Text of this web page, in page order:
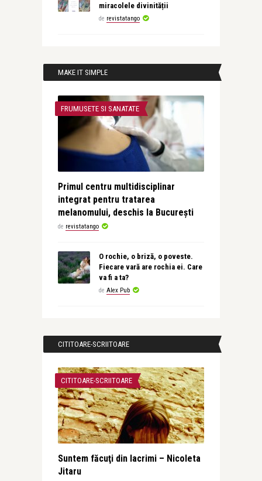
miracolele divinității
de revistatango
MAKE IT SIMPLE
FRUMUSETE SI SANATATE
Primul centru multidisciplinar
integrat pentru tratarea
melanomului, deschis la București
de revistatango
O rochie, o briză, o poveste.
Fiecare vară are rochia ei. Care
va fi a ta?
de Alex Pub
CITITOARE-SCRIITOARE
CITITOARE-SCRIITOARE
Suntem făcuţi din lacrimi – Nicoleta
Jitaru